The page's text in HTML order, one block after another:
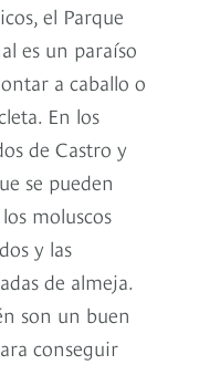
el Parque
es un paraíso
a caballo o
En los
de Castro y
se pueden
moluscos
y las
de almeja.
son un buen
conseguir